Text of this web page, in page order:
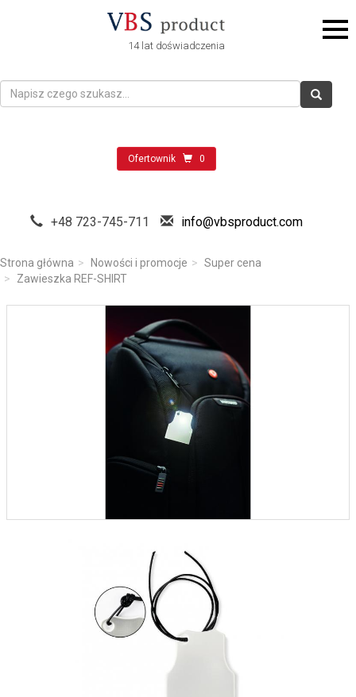
14 lat doświadczenia
Ofertownik 0
+48 723-745-711 info@vbsproduct.com
Strona główna Nowości i promocje
Super cena
Zawieszka REF-SHIRT